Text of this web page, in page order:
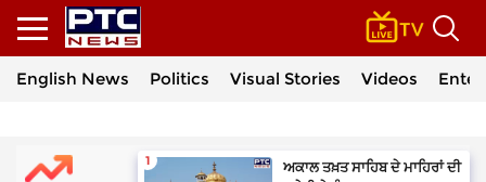
English News Politics Visual Stories Videos
ਅਕਾਲ ਤਖ਼ਤ ਸਾਹਿਬ ਦੇ ਮਾਹਿਰਾਂ ਦੀ